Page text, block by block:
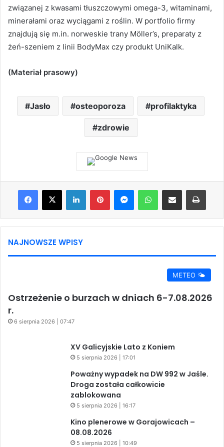
związanej z kwasami tłuszczowymi omega-3, witaminami,
minerałami oraz wyciągami z roślin. W portfolio firmy
znajdują się m.in. norweskie trany Möller’s, preparaty z
żeń-szeniem z linii BodyMax czy produkt UniKalk.
(Materiał prasowy)
Jasło osteoporoza profilaktyka
zdrowie
Facebook
X LinkedInPinterestMessengerWhatsAppShare via Email Print
NAJNOWSZE WPISY
METEO 🌤️
Ostrzeżenie o burzach w dniach 6-7.08.2026
r.
6 sierpnia 2026 | 07:47
XV Galicyjskie Lato z Koniem
5 sierpnia 2026 | 17:01
Poważny wypadek na DW 992 w Jaśle.
Droga została całkowicie
zablokowana
5 sierpnia 2026 | 16:17
Kino plenerowe w Gorajowicach –
08.08.2026
5 sierpnia 2026 | 10:49